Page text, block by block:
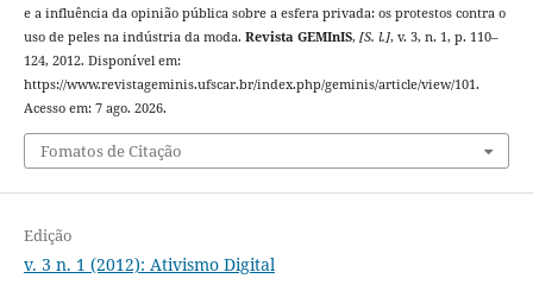
e a influência da opinião pública sobre a esfera privada: os protestos contra o
uso de peles na indústria da moda. Revista GEMInIS, [S. l.], v. 3, n. 1, p. 110–
124, 2012. Disponível em:
https://www.revistageminis.ufscar.br/index.php/geminis/article/view/101.
Acesso em: 7 ago. 2026.
Fomatos de Citação
Edição
v. 3 n. 1 (2012): Ativismo Digital